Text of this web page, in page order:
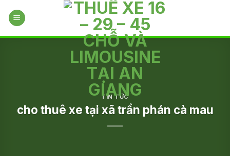
TIN TỨC
cho thuê xe tại xã trần phán cà mau